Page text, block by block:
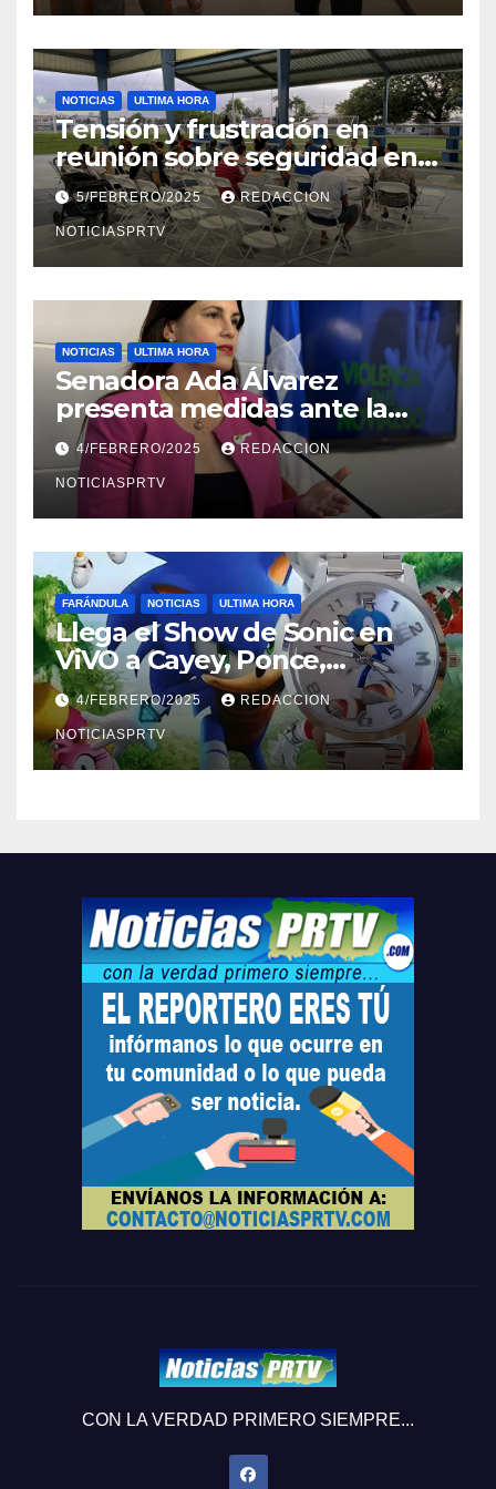
NOTICIAS ULTIMA HORA
Tensión y frustración en
reunión sobre seguridad en
Reparto Metropolitano
5/FEBRERO/2025 REDACCION
NOTICIASPRTV
NOTICIAS ULTIMA HORA
Senadora Ada Álvarez
presenta medidas ante la
violencia en el noviazgo
4/FEBRERO/2025 REDACCION
NOTICIASPRTV
FARÁNDULA NOTICIAS ULTIMA HORA
Llega el Show de Sonic en
ViVO a Cayey, Ponce,
Barceloneta y Humacao,
Relojes gratis para el que
compre ahora….
4/FEBRERO/2025 REDACCION
NOTICIASPRTV
CON LA VERDAD PRIMERO SIEMPRE...